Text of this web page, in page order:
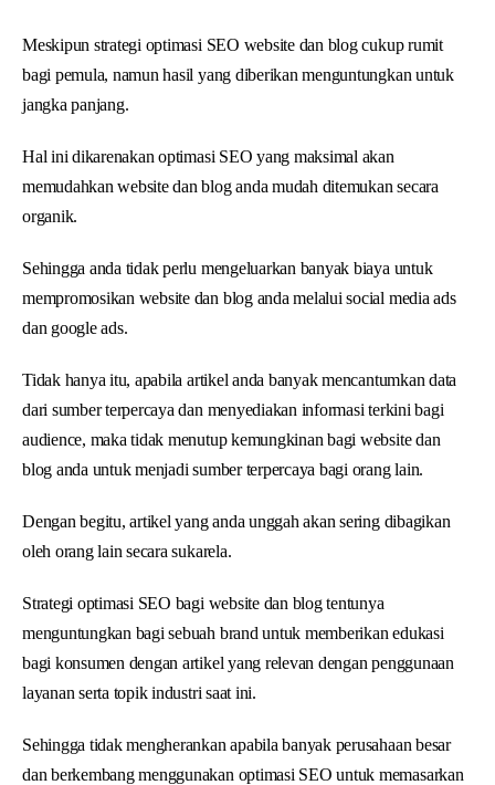
Meskipun strategi optimasi SEO website dan blog cukup rumit
bagi pemula, namun hasil yang diberikan menguntungkan untuk
jangka panjang.
Hal ini dikarenakan optimasi SEO yang maksimal akan
memudahkan website dan blog anda mudah ditemukan secara
organik.
Sehingga anda tidak perlu mengeluarkan banyak biaya untuk
mempromosikan website dan blog anda melalui social media ads
dan google ads.
Tidak hanya itu, apabila artikel anda banyak mencantumkan data
dari sumber terpercaya dan menyediakan informasi terkini bagi
audience, maka tidak menutup kemungkinan bagi website dan
blog anda untuk menjadi sumber terpercaya bagi orang lain.
Dengan begitu, artikel yang anda unggah akan sering dibagikan
oleh orang lain secara sukarela.
Strategi optimasi SEO bagi website dan blog tentunya
menguntungkan bagi sebuah brand untuk memberikan edukasi
bagi konsumen dengan artikel yang relevan dengan penggunaan
layanan serta topik industri saat ini.
Sehingga tidak mengherankan apabila banyak perusahaan besar
dan berkembang menggunakan optimasi SEO untuk memasarkan